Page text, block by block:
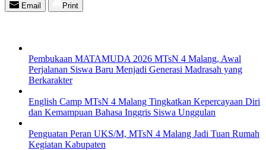
Email
Print
Pembukaan MATAMUDA 2026 MTsN 4 Malang, Awal
Perjalanan Siswa Baru Menjadi Generasi Madrasah yang
Berkarakter
English Camp MTsN 4 Malang Tingkatkan Kepercayaan Diri
dan Kemampuan Bahasa Inggris Siswa Unggulan
Penguatan Peran UKS/M, MTsN 4 Malang Jadi Tuan Rumah
Kegiatan Kabupaten